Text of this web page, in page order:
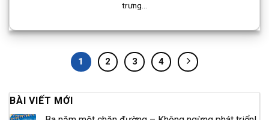
trưng...
1 2 3 4
BÀI VIẾT MỚI